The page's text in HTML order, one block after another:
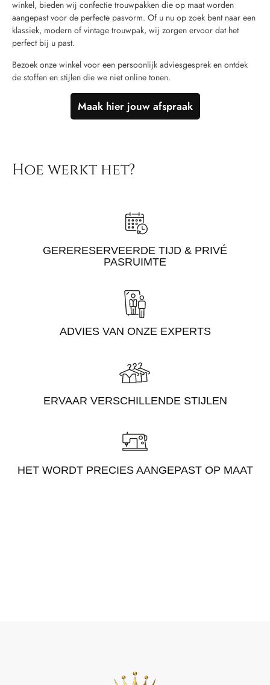
winkel, bieden wij confectie trouwpakken die op maat worden
aangepast voor de perfecte pasvorm. Of u nu op zoek bent naar een
klassiek, modern of vintage trouwpak, wij zorgen ervoor dat het
perfect bij u past.
Bezoek onze winkel voor een persoonlijk adviesgesprek en ontdek
de stoffen en stijlen die we niet online tonen.
Maak hier jouw afspraak
Hoe werkt het?
GERERESERVEERDE TIJD & PRIVÉ
PASRUIMTE
ADVIES VAN ONZE EXPERTS
ERVAAR VERSCHILLENDE STIJLEN
HET WORDT PRECIES AANGEPAST OP MAAT